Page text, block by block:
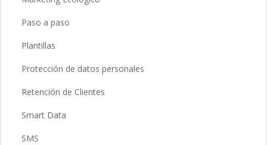
Paso a paso
Plantillas
Protección de datos personales
Retención de Clientes
Smart Data
SMS